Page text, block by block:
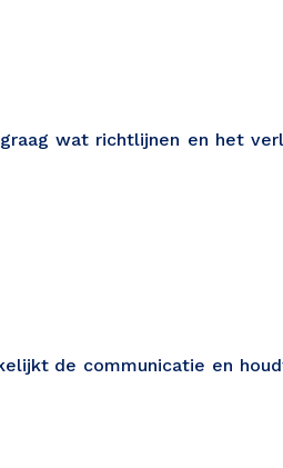
wat richtlijnen en het
de communicatie en